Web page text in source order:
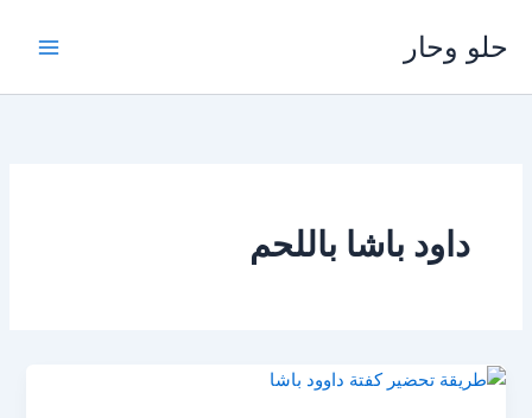
المحتوى
حلو وحار
داود باشا باللحم